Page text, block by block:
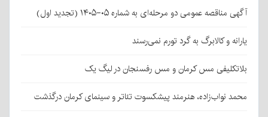
آگهی مناقصه عمومی دو مرحله‌ای به شماره ۰۵-۱۴۰۵ (تجدید اول)
یارانه و کالابرگ به گرد تورم نمی‌رسند
بلاتکلیفی مس کرمان و مس رفسنجان در لیگ یک
محمد نواب‌زاده، هنرمند پیشکسوت تئاتر و سینمای کرمان درگذشت